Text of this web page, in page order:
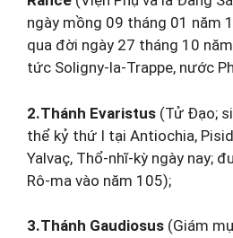
ngày mồng 09 tháng 01 năm
qua đời ngày 27 tháng 10
tức Soligny-la-Trappe, nước
2.Thánh Evaristus (Tử Đạo;
thể kỷ thứ I tại Antiochia,
Yalvaç, Thổ-nhĩ-kỳ ngày nay;
Rô-ma vào năm 105);
3.Thánh Gaudiosus (Giám